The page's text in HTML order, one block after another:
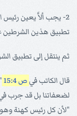
تطبيق هذين الشرطين
ثم ينتقل إلى تطبيق
قال الكاتب في ص 15:4
لضعفاتنا بل قد جرب
"لأن كل رئيس كهنة